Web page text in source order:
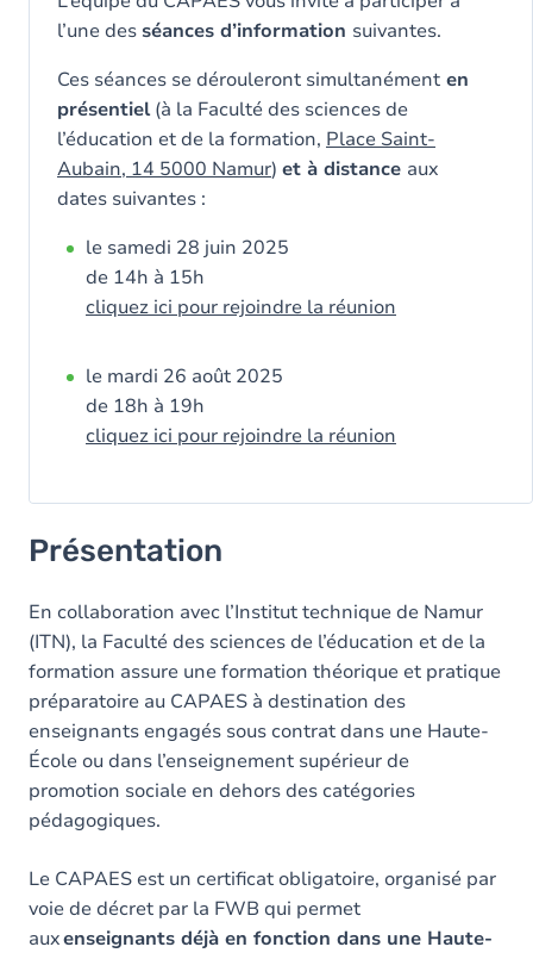
l’une des séances d’information suivantes.
Ces séances se dérouleront simultanément en
présentiel(à la Faculté des sciences de
l’éducation et de la formation, Place Saint-
Aubain, 14 5000 Namur) et à distance aux
dates suivantes :
le samedi 28 juin 2025
de 14h à 15h
cliquez ici pour rejoindre la réunion
le mardi 26 août 2025
de 18h à 19h
cliquez ici pour rejoindre la réunion
Présentation
En collaboration avec l’Institut technique de Namur
(ITN), la Faculté des sciences de l’éducation et de la
formation assure une formation théorique et pratique
préparatoire au CAPAES à destination des
enseignants engagés sous contrat dans une Haute-
École ou dans l’enseignement supérieur de
promotion sociale en dehors des catégories
pédagogiques.
Le CAPAES est un certificat obligatoire, organisé par
voie de décret par la FWB qui permet
auxenseignants déjà en fonction dans une Haute-